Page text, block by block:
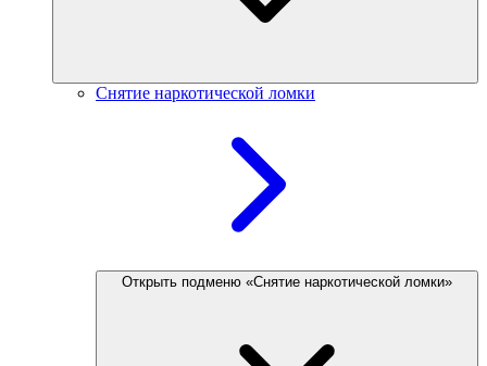
Снятие наркотической ломки
Открыть подменю «Снятие наркотической ломки»